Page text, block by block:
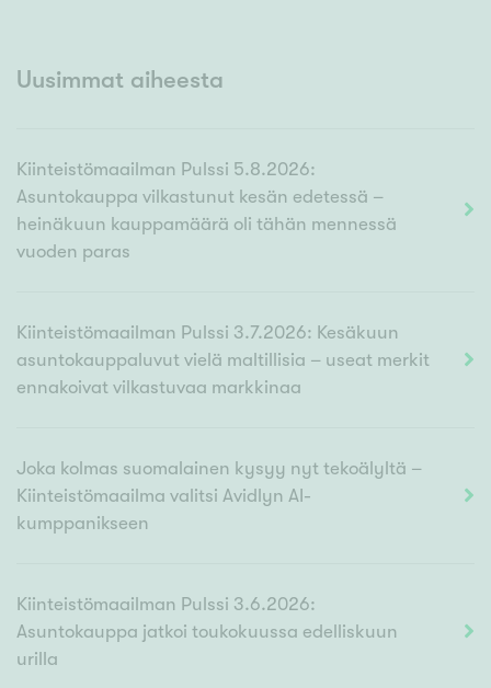
Uusimmat aiheesta
Kiinteistömaailman Pulssi 5.8.2026:
Asuntokauppa vilkastunut kesän edetessä –
heinäkuun kauppamäärä oli tähän mennessä
vuoden paras
Kiinteistömaailman Pulssi 3.7.2026: Kesäkuun
asuntokauppaluvut vielä maltillisia – useat merkit
ennakoivat vilkastuvaa markkinaa
Joka kolmas suomalainen kysyy nyt tekoälyltä –
Kiinteistömaailma valitsi Avidlyn AI-
kumppanikseen
Kiinteistömaailman Pulssi 3.6.2026:
Asuntokauppa jatkoi toukokuussa edelliskuun
urilla